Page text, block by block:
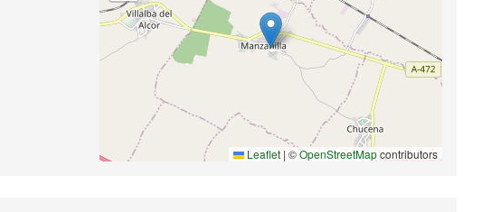
Leaflet | ©OpenStreetMapcontributors